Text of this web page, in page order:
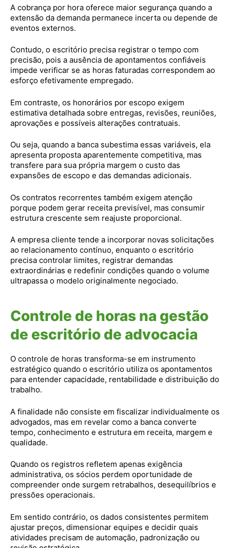
A cobrança por hora oferece maior segurança quando a
extensão da demanda permanece incerta ou depende de
eventos externos.
Contudo, o escritório precisa registrar o tempo com
precisão, pois a ausência de apontamentos confiáveis
impede verificar se as horas faturadas correspondem ao
esforço efetivamente empregado.
Em contraste, os honorários por escopo exigem
estimativa detalhada sobre entregas, revisões, reuniões,
aprovações e possíveis alterações contratuais.
Ou seja, quando a banca subestima essas variáveis, ela
apresenta proposta aparentemente competitiva, mas
transfere para sua própria margem o custo das
expansões de escopo e das demandas adicionais.
Os contratos recorrentes também exigem atenção
porque podem gerar receita previsível, mas consumir
estrutura crescente sem reajuste proporcional.
A empresa cliente tende a incorporar novas solicitações
ao relacionamento contínuo, enquanto o escritório
precisa controlar limites, registrar demandas
extraordinárias e redefinir condições quando o volume
ultrapassa o modelo originalmente negociado.
Controle de horas na gestão
de escritório de advocacia
O controle de horas transforma-se em instrumento
estratégico quando o escritório utiliza os apontamentos
para entender capacidade, rentabilidade e distribuição do
trabalho.
A finalidade não consiste em fiscalizar individualmente os
advogados, mas em revelar como a banca converte
tempo, conhecimento e estrutura em receita, margem e
qualidade.
Quando os registros refletem apenas exigência
administrativa, os sócios perdem oportunidade de
compreender onde surgem retrabalhos, desequilíbrios e
pressões operacionais.
Em sentido contrário, os dados consistentes permitem
ajustar preços, dimensionar equipes e decidir quais
atividades precisam de automação, padronização ou